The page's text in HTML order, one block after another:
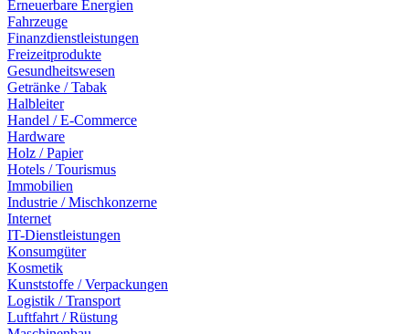
Erneuerbare Energien
Fahrzeuge
Finanzdienstleistungen
Freizeitprodukte
Gesundheitswesen
Getränke / Tabak
Halbleiter
Handel / E-Commerce
Hardware
Holz / Papier
Hotels / Tourismus
Immobilien
Industrie / Mischkonzerne
Internet
IT-Dienstleistungen
Konsumgüter
Kosmetik
Kunststoffe / Verpackungen
Logistik / Transport
Luftfahrt / Rüstung